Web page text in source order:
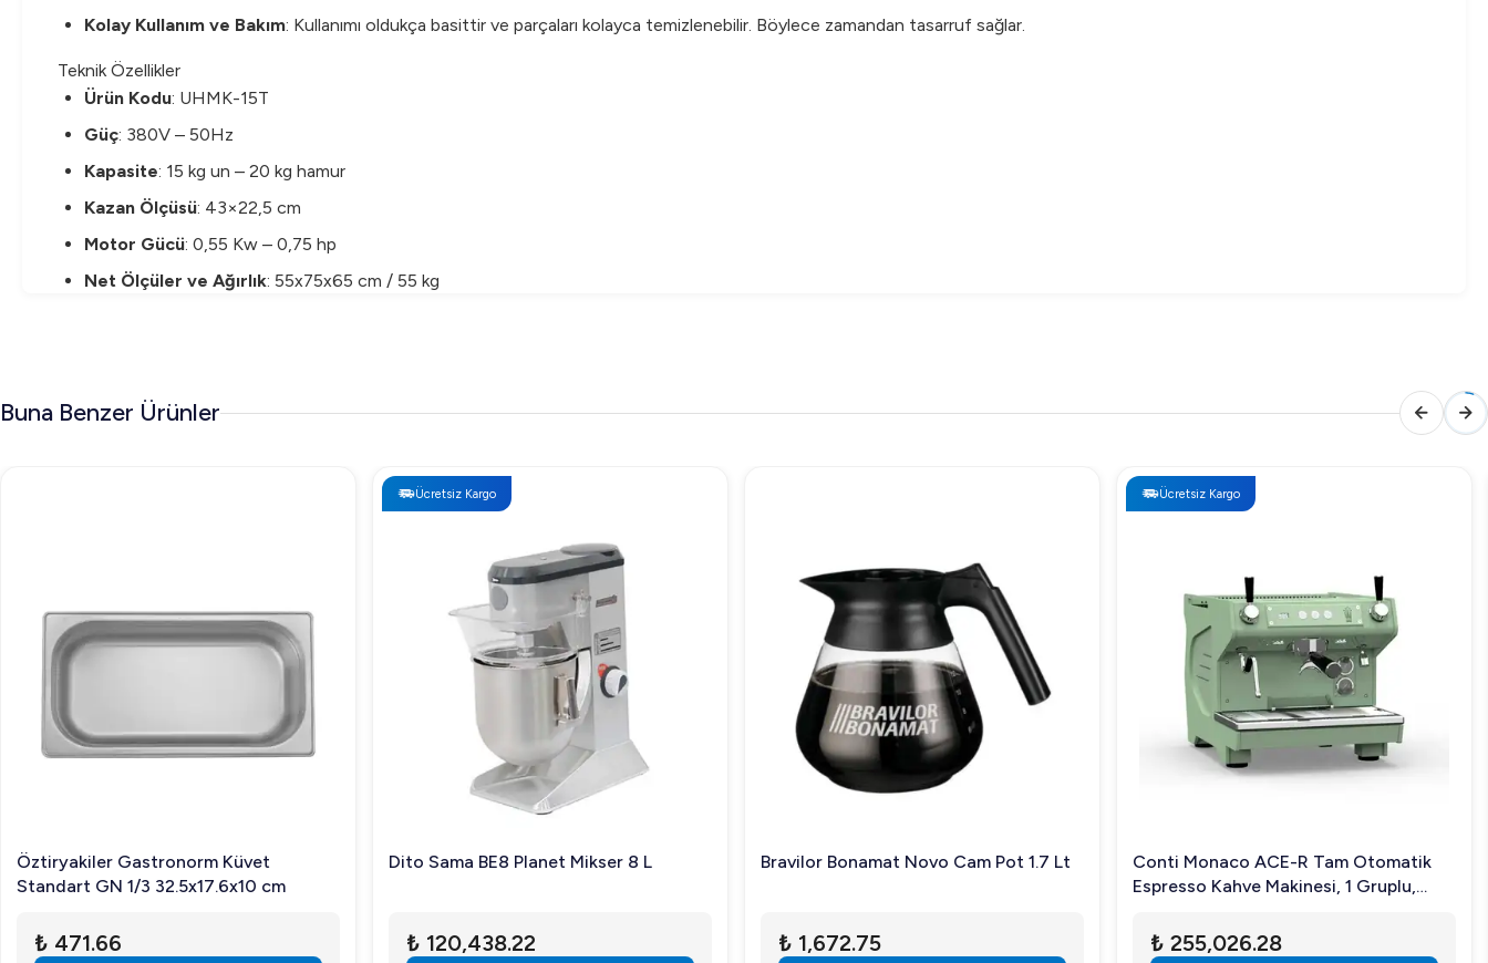
Kolay Kullanım ve Bakım: Kullanımı oldukça basittir ve parçaları kolayca temizlenebilir. Böylece zamandan tasarruf sağlar.
Teknik Özellikler
Ürün Kodu: UHMK-15T
Güç: 380V – 50Hz
Kapasite: 15 kg un – 20 kg hamur
Kazan Ölçüsü: 43×22,5 cm
Motor Gücü: 0,55 Kw – 0,75 hp
Net Ölçüler ve Ağırlık: 55x75x65 cm / 55 kg
Sıkça Sorulan Sorular (SSS)
1. Makine sesli mi çalışıyor?
Hayır, Bosfor UHMK-15T çalışma esnasında minimum ses çıkarmak üzere tasarlanmıştır.
Baklava ve börek gibi zorlu hamurlar dahil olmak üzere her türlü yoğun ve sert hamur karışımı için idealdir.
3. Temizliği nasıl yapılır?
Parçaları kolayca sökülüp temizlenebilir. Paslanmaz çelik yüzeyleri sayesinde hijyenik bir temizleme süreci sağlar.
Bosfor UHMK-15T, dayanıklılığı ve çok yönlü kullanım özellikleriyle mutfağınızın vazgeçilmez bir parçası olmaya adaydır. Hamur işleri ve diğer tarifleriniz için pratik çözümler sunar.
Hemen deneyimleyin ve farkı hissedin!
Buna Benzer Ürünler
Öztiryakiler Gastronorm Küvet
Standart GN 1/3 32.5x17.6x10 cm
₺ 471.66
Ücretsiz Kargo
Dito Sama BE8 Planet Mikser 8 L
₺ 120,438.22
Bravilor Bonamat Novo Cam Pot 1.7 Lt
₺ 1,672.75
Ücretsiz Kargo
Conti Monaco ACE-R Tam Otomatik
Espresso Kahve Makinesi, 1 Gruplu,
₺ 255,026.28